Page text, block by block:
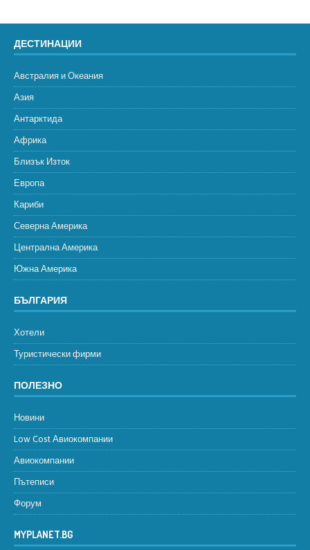
ДЕСТИНАЦИИ
Австралия и Океания
Азия
Антарктида
Африка
Близък Изток
Европа
Кариби
Северна Америка
Централна Америка
Южна Америка
БЪЛГАРИЯ
Хотели
Туристически фирми
ПОЛЕЗНО
Новини
Low Cost Авиокомпании
Авиокомпании
Пътеписи
Форум
MYPLANET.BG